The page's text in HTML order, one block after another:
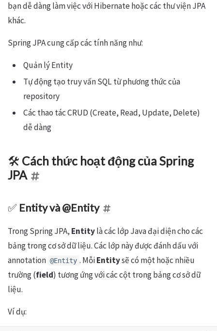
bạn dễ dàng làm việc với Hibernate hoặc các thư viện JPA
khác.
Spring JPA cung cấp các tính năng như:
Quản lý Entity
Tự động tạo truy vấn SQL từ phương thức của
repository
Các thao tác CRUD (Create, Read, Update, Delete)
dễ dàng
🛠️ Cách thức hoạt động của Spring
JPA
✅ Entity và @Entity
Trong Spring JPA, Entitylà các lớp Java đại diện cho các
bảng trong cơ sở dữ liệu. Các lớp này được đánh dấu với
annotation @Entity . MỗiEntitysẽ có một hoặc nhiều
trường (field) tương ứng với các cột trong bảng cơ sở dữ
liệu.
Ví dụ: